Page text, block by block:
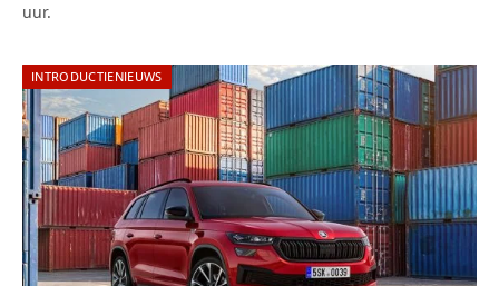
uur.
INTRODUCTIENIEUWS